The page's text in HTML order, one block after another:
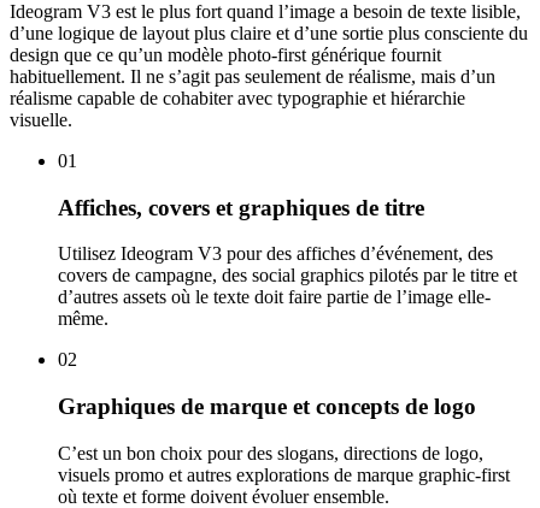
Ideogram V3 est le plus fort quand l’image a besoin de texte lisible,
d’une logique de layout plus claire et d’une sortie plus consciente du
design que ce qu’un modèle photo-first générique fournit
habituellement. Il ne s’agit pas seulement de réalisme, mais d’un
réalisme capable de cohabiter avec typographie et hiérarchie
visuelle.
01
Affiches, covers et graphiques de titre
Utilisez Ideogram V3 pour des affiches d’événement, des
covers de campagne, des social graphics pilotés par le titre et
d’autres assets où le texte doit faire partie de l’image elle-
même.
02
Graphiques de marque et concepts de logo
C’est un bon choix pour des slogans, directions de logo,
visuels promo et autres explorations de marque graphic-first
où texte et forme doivent évoluer ensemble.